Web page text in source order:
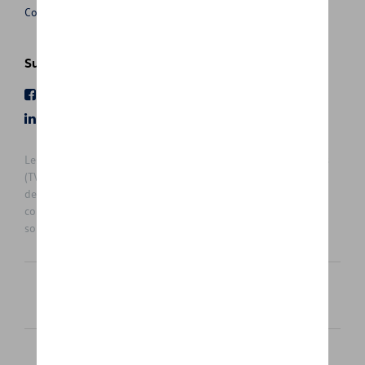
Conditions de vente
Suivez nous
Les prix affichés sur le présent site sont des prix recommandés
(TVAc), hors éventuels frais de montage. Pour connaitre le prix
de vente actuel et les éventuels frais de montage, veuillez
contacter votre concessionnaire/agent. Les prix recommandés
sont sujets à des changements sans préavis.